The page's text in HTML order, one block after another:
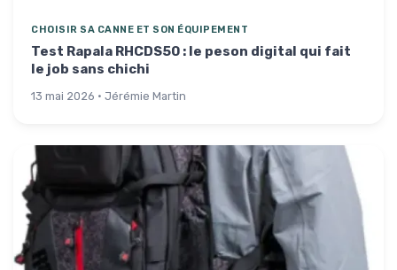
CHOISIR SA CANNE ET SON ÉQUIPEMENT
Test Rapala RHCDS50 : le peson digital qui fait
le job sans chichi
13 mai 2026 · Jérémie Martin